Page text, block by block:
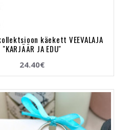
käekett VEEVALAJA
"KARJÄÄR JA EDU"
24.40€